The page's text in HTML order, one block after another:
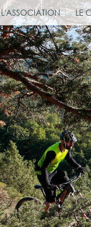
L'ASSOCIATION LE